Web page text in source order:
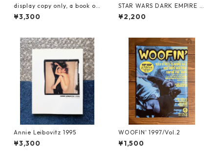
display copy only, a book of
Intro work
¥3,300
STAR WARS DARK EMPIRE 1
&2 JAPAN ED.
¥2,200
Annie Leibovitz 1995
¥3,300
WOOFIN' 1997/Vol.2
¥1,500